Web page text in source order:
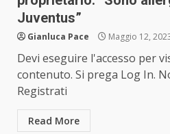
Juventus”
Gianluca Pace Maggio 12,
Devi eseguire l'accesso per
contenuto. Si prega Log In.
Registrati
Read More